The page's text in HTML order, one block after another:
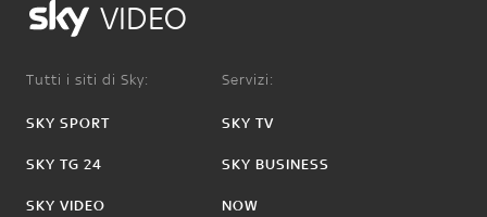
VIDEO
Tutti i siti di Sky:
SKY SPORT
SKY TG 24
SKY VIDEO
Servizi:
SKY TV
SKY BUSINESS
NOW